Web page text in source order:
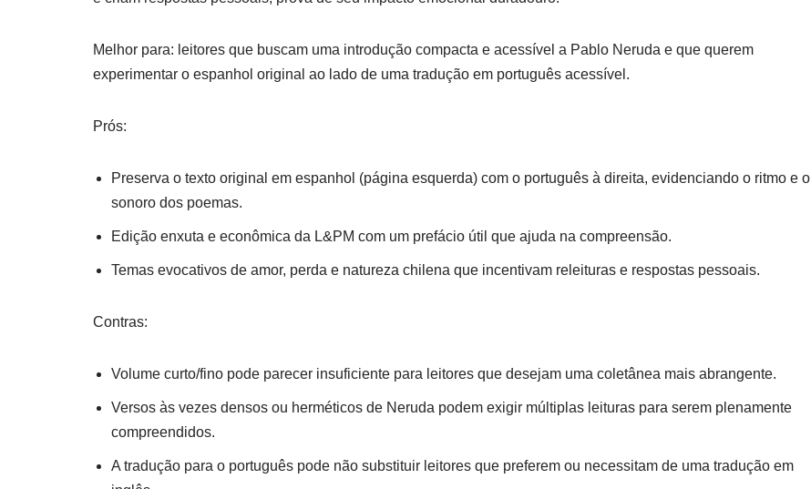
Melhor para: leitores que buscam uma introdução compacta e acessível a Pablo Neruda e que querem
experimentar o espanhol original ao lado de uma tradução em português acessível.
Prós:
Preserva o texto original em espanhol (página esquerda) com o português à direita, evidenciando o ritmo e o
sonoro dos poemas.
Edição enxuta e econômica da L&PM com um prefácio útil que ajuda na compreensão.
Temas evocativos de amor, perda e natureza chilena que incentivam releituras e respostas pessoais.
Contras:
Volume curto/fino pode parecer insuficiente para leitores que desejam uma coletânea mais abrangente.
Versos às vezes densos ou herméticos de Neruda podem exigir múltiplas leituras para serem plenamente
compreendidos.
A tradução para o português pode não substituir leitores que preferem ou necessitam de uma tradução em